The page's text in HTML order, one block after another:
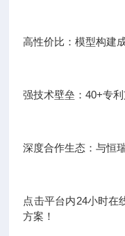
高性价比：模型构建
强技术壁垒：40+专
深度合作生态：与恒
点击平台内24小时在
方案！